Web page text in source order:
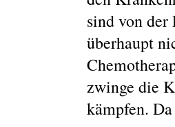
sind von der
überhaupt
zwinge die
kämpfen.